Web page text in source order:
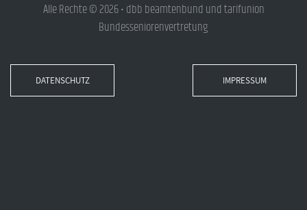
Alle Rechte © 2026 • dbb beamtenbund und tarifunion
Bundesseniorenvertretung
DATENSCHUTZ IMPRESSUM